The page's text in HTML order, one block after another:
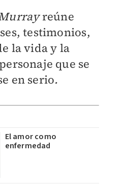
reúne
testimonios,
la vida y la
que se
en serio.
El amor como
enfermedad